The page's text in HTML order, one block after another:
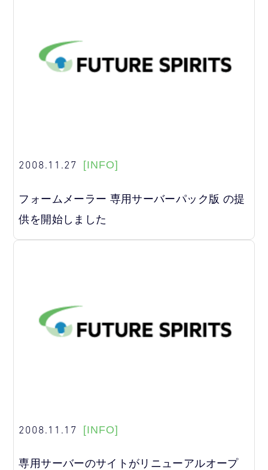
2008.11.27 [INFO]
フォームメーラー 専用サーバーパック版 の提
供を開始しました
2008.11.17 [INFO]
専用サーバーのサイトがリニューアルオープ